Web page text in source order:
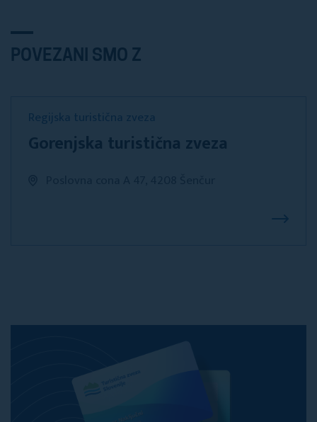
POVEZANI SMO Z
Regijska turistična zveza
Gorenjska turistična zveza